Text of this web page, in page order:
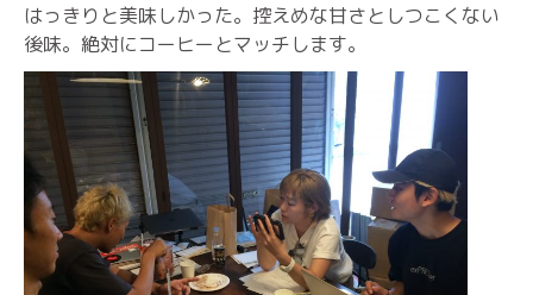
はっきりと美味しかった。控えめな甘さとしつこくない
後味。絶対にコーヒーとマッチします。